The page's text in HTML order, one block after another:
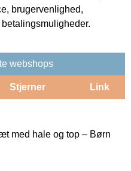
brugervenlighed,
webshops
Stjerner Link
med hale og top – Børn